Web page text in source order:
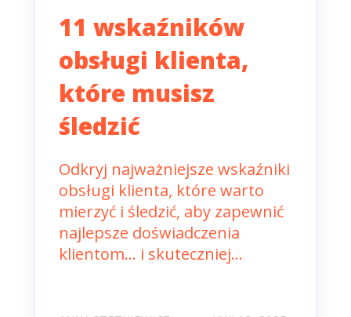
11 wskaźników
obsługi klienta,
które musisz
śledzić
Odkryj najważniejsze wskaźniki
obsługi klienta, które warto
mierzyć i śledzić, aby zapewnić
najlepsze doświadczenia
klientom... i skuteczniej...